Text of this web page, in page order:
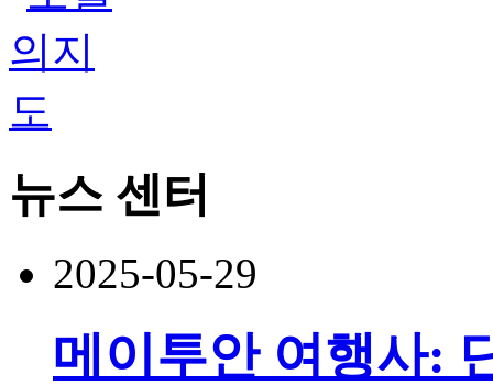
뉴스 센터
2025-05-29
메이투안 여행사: